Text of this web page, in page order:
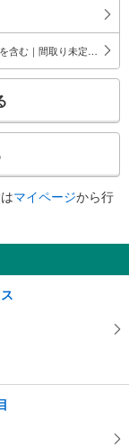
ワンタッチ解錠。
ムーズに外出でき価格未定を含む｜建築条件付き土地を含む｜間取り未定を含む｜本日公開
マイページから行